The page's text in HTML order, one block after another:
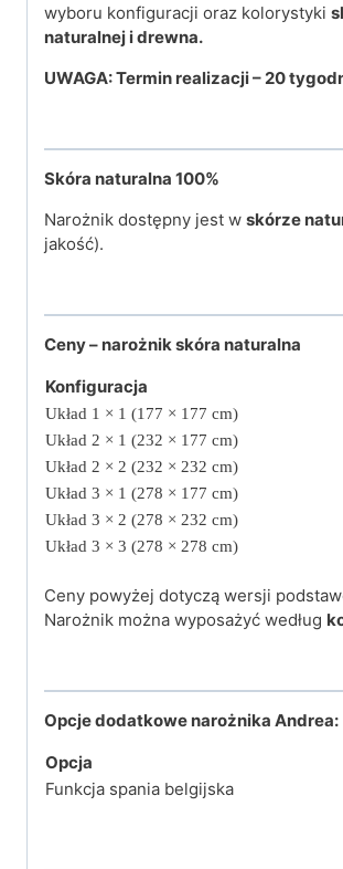
wyboru konfiguracji oraz kolorystyki
naturalnej i drewna.
UWAGA: Termin realizacji – 20
Skóra naturalna 100%
Narożnik dostępny jest w skórze
jakość).
Ceny – narożnik skóra naturalna
Konfiguracja
Układ 1 × 1 (177 × 177 cm)
Układ 2 × 1 (232 × 177 cm)
Układ 2 × 2 (232 × 232 cm)
Układ 3 × 1 (278 × 177 cm)
Układ 3 × 2 (278 × 232 cm)
Układ 3 × 3 (278 × 278 cm)
Ceny powyżej dotyczą wersji
Narożnik można wyposażyć według
Opcje dodatkowe narożnika Andrea:
Opcja
Funkcja spania belgijska